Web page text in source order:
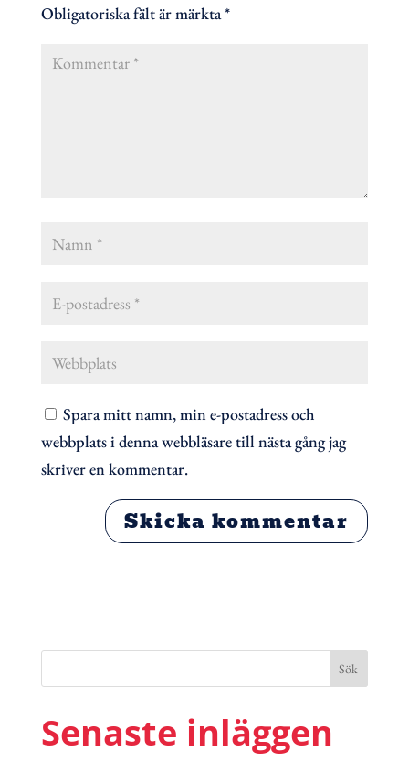
Obligatoriska fält är märkta*
Spara mitt namn, min e-postadress och
webbplats i denna webbläsare till nästa gång jag
skriver en kommentar.
Senaste inläggen